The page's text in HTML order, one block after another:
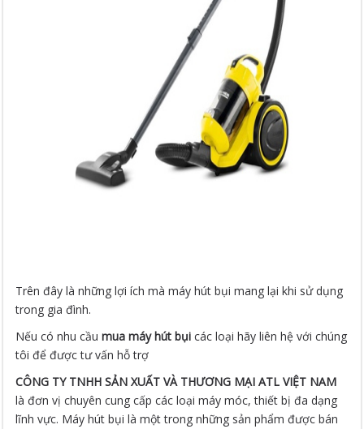
Trên đây là những lợi ích mà máy hút bụi mang lại khi sử dụng
trong gia đình.
Nếu có nhu cầumua máy hút bụi các loại hãy liên hệ với chúng
tôi để được tư vấn hỗ trợ
CÔNG TY TNHH SẢN XUẤT VÀ THƯƠNG MẠI ATL VIỆT NAM
là đơn vị chuyên cung cấp các loại máy móc, thiết bị đa dạng
lĩnh vực. Máy hút bụi là một trong những sản phẩm được bán